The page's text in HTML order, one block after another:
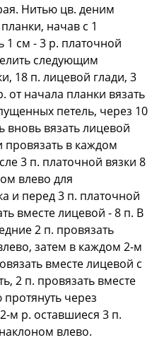
Нитью цв. деним
начав с 1
1 см - 3 р. платочной
следующим
18 п. лицевой глади, 3
от начала планки вязать
петель, через 10
вновь вязать лицевой
провязать в каждом
3 п. платочной вязки 8
влево для
и перед 3 п. платочной
вместе лицевой - 8 п. В
2 п. провязать
затем в каждом 2-м
вместе лицевой с
2 п. провязать вместе
через
м р. оставшиеся 3 п.
влево.